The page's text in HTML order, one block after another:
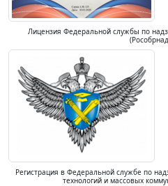
Лицензия Федеральной службы по
Регистрация в Федеральной службе по
технологий и массовых